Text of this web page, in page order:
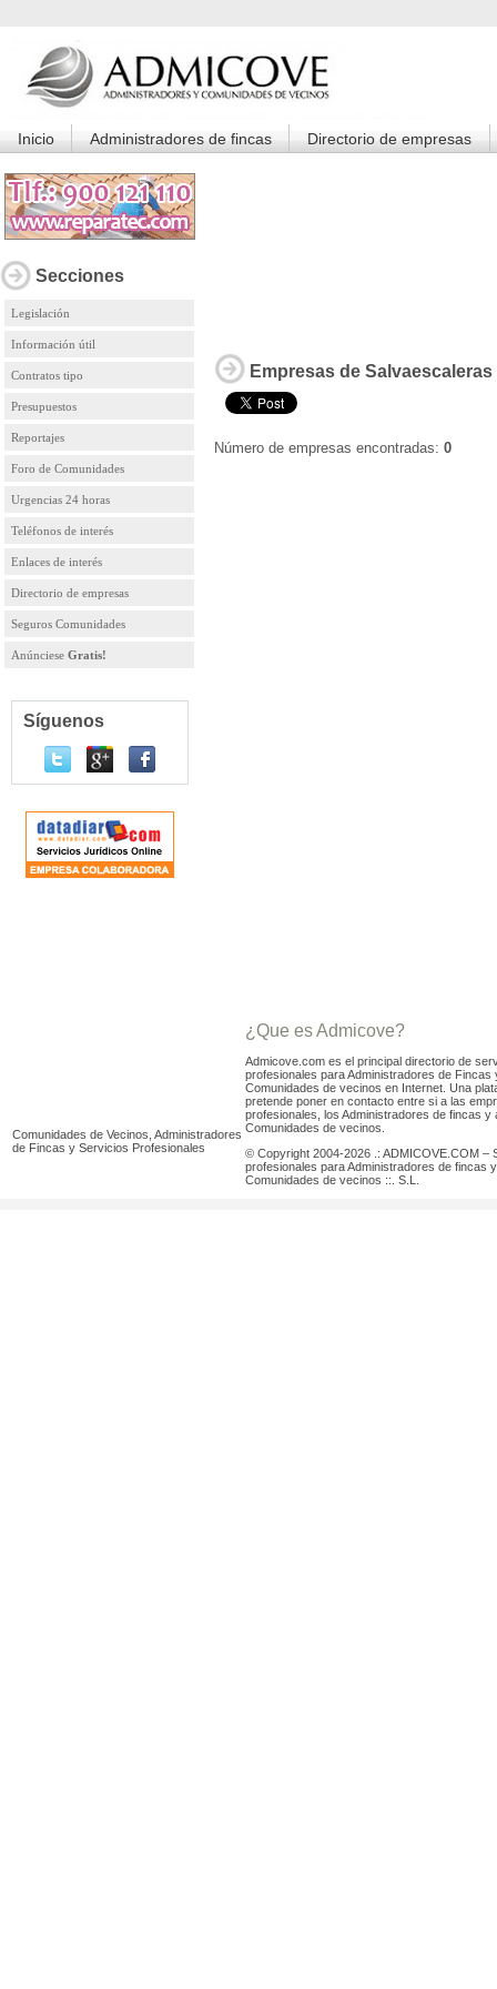
Inicio Administradores de fincas Directorio de empresas
Secciones
Legislación
Información útil
Contratos tipo
Presupuestos
Reportajes
Foro de Comunidades
Urgencias 24 horas
Teléfonos de interés
Enlaces de interés
Directorio de empresas
Seguros Comunidades
Anúnciese Gratis!
Síguenos
Empresas de
Número de empresas encontradas: 0
Comunidades de Vecinos, Administradores
de Fincas y Servicios Profesionales
¿Que es Admicove?
Admicove.com es el principal directorio de
profesionales para Administradores de Fincas
Comunidades de vecinos en Internet. Una
pretende poner en contacto entre si a las
profesionales, los Administradores de fincas y
Comunidades de vecinos.
© Copyright 2004-2026 .: ADMICOVE.COM –
profesionales para Administradores de fincas y
Comunidades de vecinos ::. S.L.